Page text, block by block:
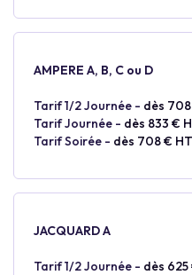
AMPERE A, B, C ou D
Tarif 1/2 Journée - dès
Tarif Journée - dès 833 €
Tarif Soirée - dès 708 € HT
JACQUARD A
Tarif 1/2 Journée - dès 625